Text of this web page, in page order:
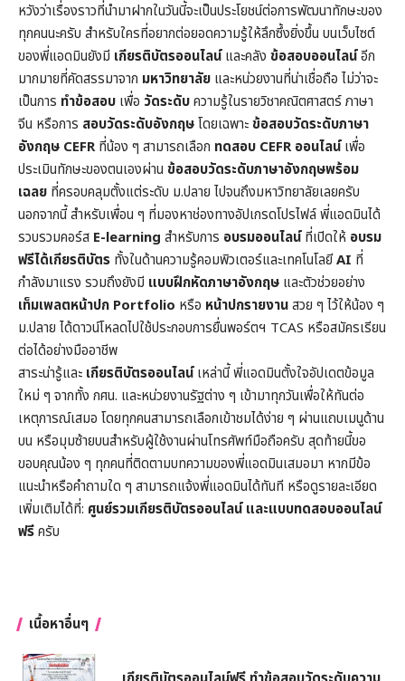
หวังว่าเรื่องราวที่นำมาฝากในวันนี้จะเป็นประโยชน์ต่อการพัฒนาทักษะของ
ทุกคนนะครับ สำหรับใครที่อยากต่อยอดความรู้ให้ลึกซึ้งยิ่งขึ้น บนเว็บไซต์
ของพี่แอดมินยังมี เกียรติบัตรออนไลน์และคลัง ข้อสอบออนไลน์อีก
มากมายที่คัดสรรมาจาก มหาวิทยาลัย และหน่วยงานที่น่าเชื่อถือ ไม่ว่าจะ
เป็นการ ทำข้อสอบ เพื่อ วัดระดับความรู้ในรายวิชาคณิตศาสตร์ภาษา
จีน หรือการ สอบวัดระดับอังกฤษโดยเฉพาะข้อสอบวัดระดับภาษา
อังกฤษ CEFRที่น้อง ๆ สามารถเลือก ทดสอบ CEFR ออนไลน์เพื่อ
ประเมินทักษะของตนเองผ่าน ข้อสอบวัดระดับภาษาอังกฤษพร้อม
เฉลย ที่ครอบคลุมตั้งแต่ระดับ ม.ปลาย ไปจนถึงมหาวิทยาลัยเลยครับ
นอกจากนี้ สำหรับเพื่อน ๆ ที่มองหาช่องทางอัปเกรดโปรไฟล์ พี่แอดมินได้
รวบรวมคอร์ส E-learning สำหรับการ อบรมออนไลน์ที่เปิดให้ อบรม
ฟรีได้เกียรติบัตร ทั้งในด้านความรู้คอมพิวเตอร์และเทคโนโลยีAI ที่
กำลังมาแรง รวมถึงยังมี แบบฝึกหัดภาษาอังกฤษ และตัวช่วยอย่าง
เท็มเพลตหน้าปก Portfolio หรือ หน้าปกรายงานสวย ๆ ไว้ให้น้อง ๆ
ม.ปลาย ได้ดาวน์โหลดไปใช้ประกอบการยื่นพอร์ตฯ TCAS หรือสมัครเรียน
ต่อได้อย่างมืออาชีพ
สาระน่ารู้และ เกียรติบัตรออนไลน์เหล่านี้ พี่แอดมินตั้งใจอัปเดตข้อมูล
ใหม่ ๆ จากทั้ง กศน. และหน่วยงานรัฐต่าง ๆ เข้ามาทุกวันเพื่อให้ทันต่อ
เหตุการณ์เสมอ โดยทุกคนสามารถเลือกเข้าชมได้ง่าย ๆ ผ่านแถบเมนูด้าน
บน หรือมุมซ้ายบนสำหรับผู้ใช้งานผ่านโทรศัพท์มือถือครับ สุดท้ายนี้ขอ
ขอบคุณน้อง ๆ ทุกคนที่ติดตามบทความของพี่แอดมินเสมอมา หากมีข้อ
แนะนำหรือคำถามใด ๆ สามารถแจ้งพี่แอดมินได้ทันที หรือดูรายละเอียด
เพิ่มเติมได้ที่: ศูนย์รวมเกียรติบัตรออนไลน์ และแบบทดสอบออนไลน์
ฟรีครับ
เนื้อหาอื่นๆ